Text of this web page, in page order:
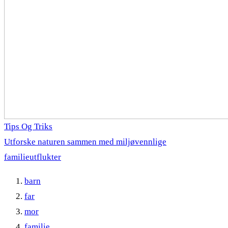
Tips Og Triks
Utforske naturen sammen med miljøvennlige
familieutflukter
barn
far
mor